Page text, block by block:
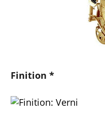
Finition *